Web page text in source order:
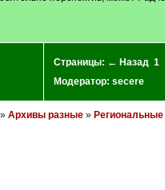
Страницы: ← Назад 1
Модератор: secere
Архивы разные»